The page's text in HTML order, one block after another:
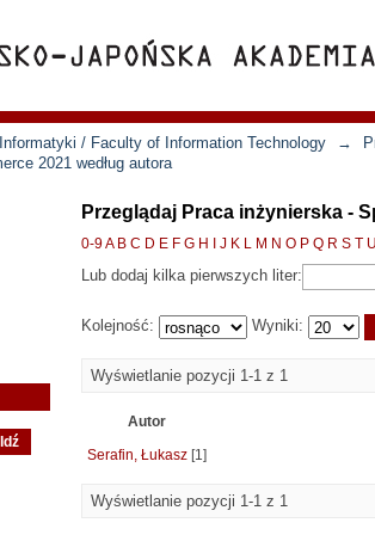
/ Faculty of Information Technology →
2021 według autora
Przeglądaj Praca inżynierska -
0-9A B C D E F G H J K L M N O P Q R S T U
Lub dodaj kilka pierwszych liter:
Kolejność: Wyniki:
Wyświetlanie pozycji 1-1 z 1
Autor
Serafin, Łukasz [1]
Wyświetlanie pozycji 1-1 z 1